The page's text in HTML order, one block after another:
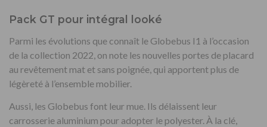
Pack GT pour intégral looké
Parmi les évolutions que connaît le Globebus I1 à l’occasion
de la collection 2022, on note les nouvelles portes de placard
au revêtement mat et sans poignée, qui apportent plus de
légèreté à l’ensemble mobilier.
Aussi, les Globebus font leur mue. Ils délaissent leur
carrosserie aluminium pour adopter le polyester. À la clé,